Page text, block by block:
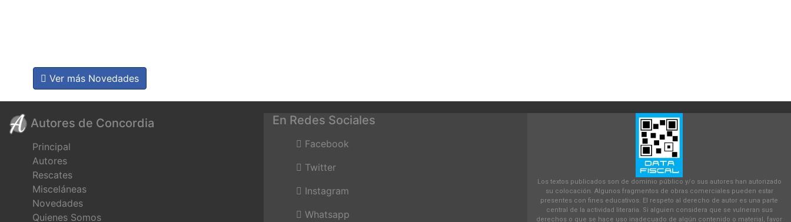
Ver más Novedades
Autores de Concordia
Principal
Autores
Rescates
Misceláneas
Novedades
Quienes Somos
En Redes Sociales
Facebook
Twitter
Instagram
Whatsapp
Los textos publicados son de dominio público y/o sus autores han autorizado
su colocación. Algunos fragmentos de obras comerciales pueden estar
presentes con fines educativos. El respeto al derecho de autor es una parte
central de la actividad literaria. Si alguien considera que se vulneran sus
derechos o que se hace uso inadecuado de algún contenido o material, favor